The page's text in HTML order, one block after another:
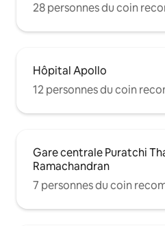
28 personnes du coin
Hôpital Apollo
12 personnes du coin
Gare centrale Puratchi
Ramachandran
7 personnes du coin